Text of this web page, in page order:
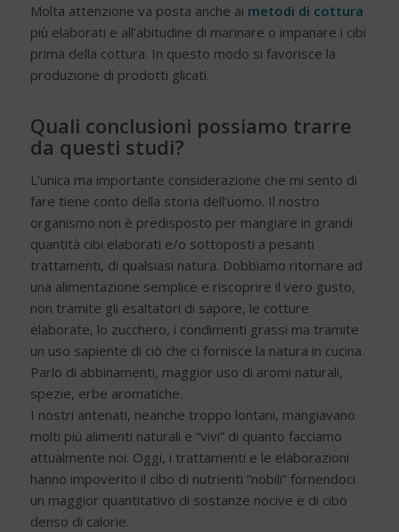
Molta attenzione va posta anche ai metodi di cottura
più elaborati e all’abitudine di marinare o impanare i cibi
prima della cottura. In questo modo si favorisce la
produzione di prodotti glicati.
Quali conclusioni possiamo trarre
da questi studi?
L’unica ma importante considerazione che mi sento di
fare tiene conto della storia dell’uomo. Il nostro
organismo non è predisposto per mangiare in grandi
quantità cibi elaborati e/o sottoposti a pesanti
trattamenti, di qualsiasi natura. Dobbiamo ritornare ad
una alimentazione semplice e riscoprire il vero gusto,
non tramite gli esaltatori di sapore, le cotture
elaborate, lo zucchero, i condimenti grassi ma tramite
un uso sapiente di ciò che ci fornisce la natura in cucina.
Parlo di abbinamenti, maggior uso di aromi naturali,
spezie, erbe aromatiche.
I nostri antenati, neanche troppo lontani, mangiavano
molti più alimenti naturali e “vivi” di quanto facciamo
attualmente noi. Oggi, i trattamenti e le elaborazioni
hanno impoverito il cibo di nutrienti “nobili” fornendoci
un maggior quantitativo di sostanze nocive e di cibo
denso di calorie.